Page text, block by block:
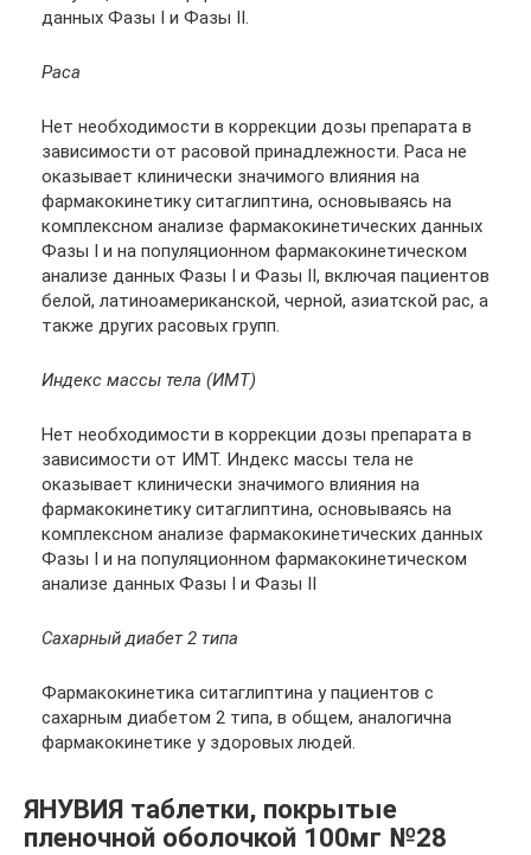
данных Фазы I и Фазы II.
Раса
Нет необходимости в коррекции дозы препарата в
зависимости от расовой принадлежности. Раса не
оказывает клинически значимого влияния на
фармакокинетику ситаглиптина, основываясь на
комплексном анализе фармакокинетических данных
Фазы I и на популяционном фармакокинетическом
анализе данных Фазы I и Фазы II, включая пациентов
белой, латиноамериканской, черной, азиатской рас, а
также других расовых групп.
Индекс массы тела (ИМТ)
Нет необходимости в коррекции дозы препарата в
зависимости от ИМТ. Индекс массы тела не
оказывает клинически значимого влияния на
фармакокинетику ситаглиптина, основываясь на
комплексном анализе фармакокинетических данных
Фазы I и на популяционном фармакокинетическом
анализе данных Фазы I и Фазы II
Сахарный диабет 2 типа
Фармакокинетика ситаглиптина у пациентов с
сахарным диабетом 2 типа, в общем, аналогична
фармакокинетике у здоровых людей.
ЯНУВИЯ таблетки, покрытые
пленочной оболочкой 100мг №28